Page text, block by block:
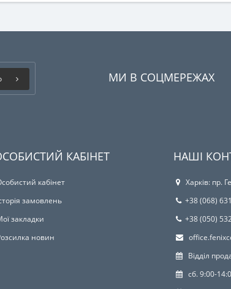
МИ В СОЦМЕРЕЖАХ
КАБІНЕТ
кабінет
замовлень
закладки
новин
НАШІ
Харків: пр.
+38 (068)
+38 (050)
Відділ
сб. 9:00-